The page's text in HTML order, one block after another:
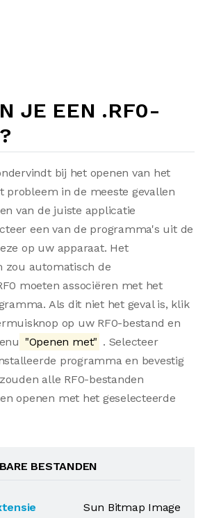
JE EEN .RF0-
bij het openen van het
probleem in de meeste gevallen
van de juiste applicatie
een van de programma's uit de
op uw apparaat. Het
zou automatisch de
moeten associëren met het
Als dit niet het geval is, klik
op uw RF0-bestand en
"Openen met" . Selecteer
programma en bevestig
alle RF0-bestanden
openen met het geselecteerde
BESTANDEN
Sun Bitmap Image